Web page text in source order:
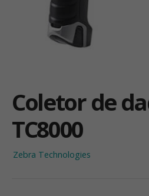
Coletor de
TC8000
Zebra Technologies